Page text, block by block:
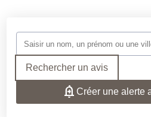
SERVICES AUX FAMILLES
Rechercher un avis
Créer une alerte